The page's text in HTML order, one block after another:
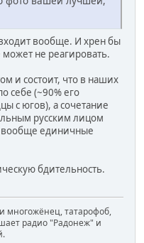
вообще. И хрен бы
не реагировать.
и состоит, что в наших
себе (~90% его
с югов), а сочетание
русским лицом
вообще единичные
бдительность.
многожёнец, татарофоб,
радио "Радонеж" и